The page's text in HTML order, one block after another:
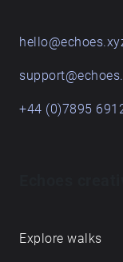
+44 (0)7895
Explore walks